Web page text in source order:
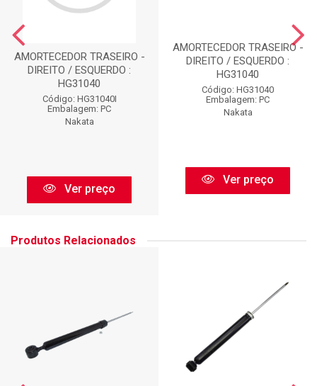
AMORTECEDOR TRASEIRO -
DIREITO / ESQUERDO :
HG31040
Código: HG31040I
Embalagem: PC
Nakata
Ver preço
AMORTECEDOR TRASEIRO -
DIREITO / ESQUERDO :
HG31040
Código: HG31040
Embalagem: PC
Nakata
Ver preço
Produtos Relacionados